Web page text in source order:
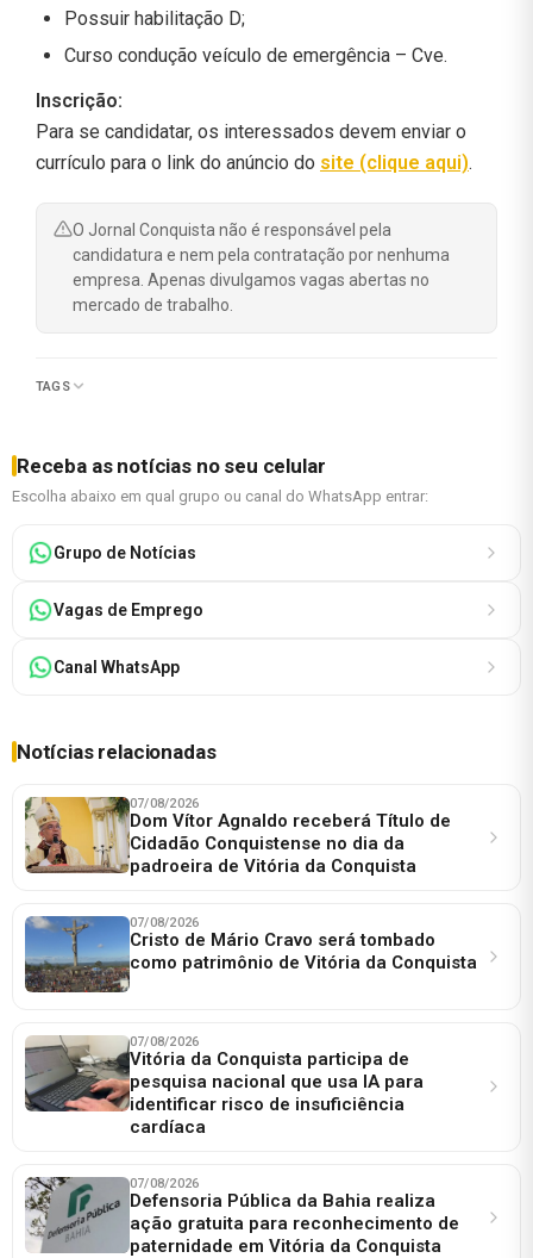
Possuir habilitação D;
Curso condução veículo de emergência – Cve.
Inscrição:
Para se candidatar, os interessados devem enviar o
currículo para o link do anúncio do site (clique aqui).
O Jornal Conquista não é responsável pela
candidatura e nem pela contratação por nenhuma
empresa. Apenas divulgamos vagas abertas no
mercado de trabalho.
TAGS
Receba as notícias no seu celular
Escolha abaixo em qual grupo ou canal do WhatsApp entrar:
Grupo de Notícias
Vagas de Emprego
Canal WhatsApp
Notícias relacionadas
07/08/2026
Dom Vítor Agnaldo receberá Título de
Cidadão Conquistense no dia da
padroeira de Vitória da Conquista
07/08/2026
Cristo de Mário Cravo será tombado
como patrimônio de Vitória da Conquista
07/08/2026
Vitória da Conquista participa de
pesquisa nacional que usa IA para
identificar risco de insuficiência
cardíaca
07/08/2026
Defensoria Pública da Bahia realiza
ação gratuita para reconhecimento de
paternidade em Vitória da Conquista